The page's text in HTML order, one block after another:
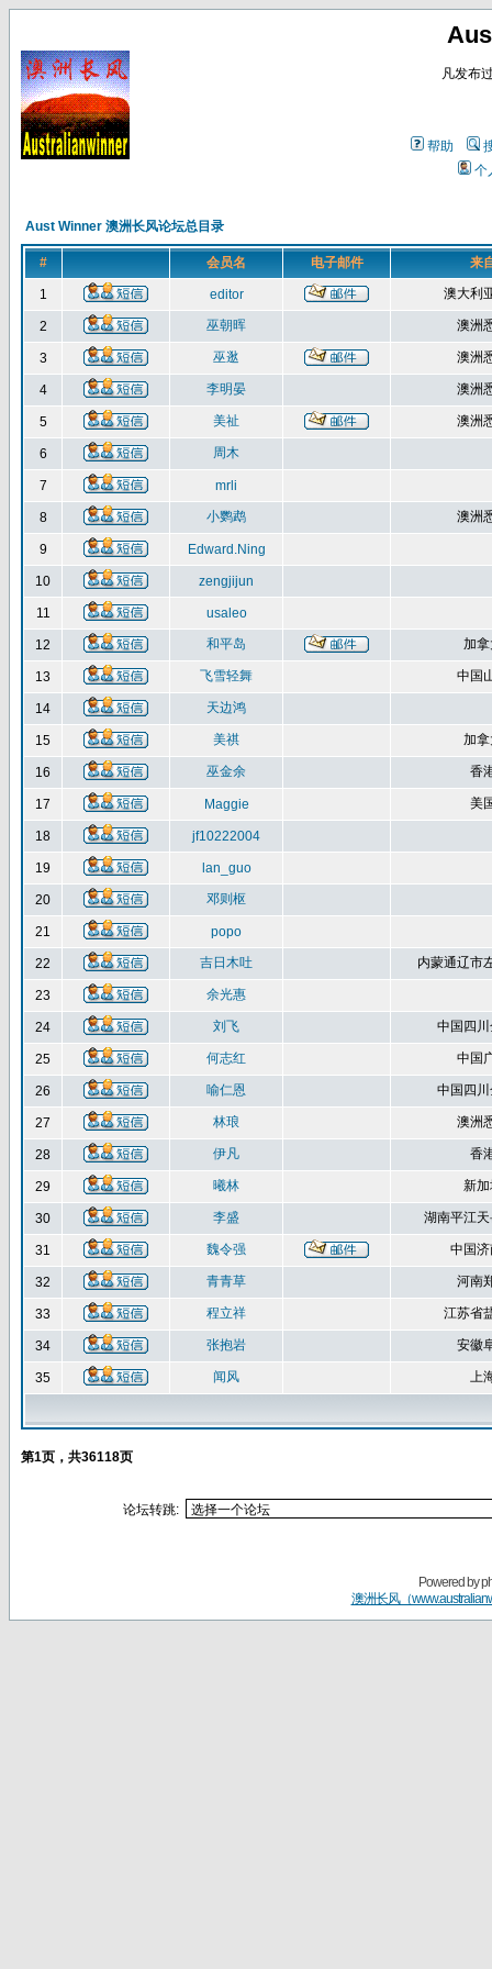
凡发布
帮助
个
Aust Winner 澳洲长风论坛总目录
# 会员名 电子邮件 来
1 editor 澳大利
2 巫朝晖 澳洲
3 巫逖 澳洲
4 李明晏 澳洲
5 美祉 澳洲
6 周木
7 mrli
8 小鹦鹉 澳洲
9 Edward.Ning
10 zengjijun
11 usaleo
12 和平岛 加拿
13 飞雪轻舞 中国
14 天边鸿
15 美祺 加拿
16 巫金余 香
17 Maggie 美
18 jf10222004
19 lan_guo
20 邓则枢
21 popo
22 吉日木吐 内蒙通辽市
23 余光惠
24 刘飞 中国四
25 何志红 中国
26 喻仁恩 中国四
27 林琅 澳洲
28 伊凡 香
29 曦林 新加
30 李盛 湖南平江
31 魏令强 中国
32 青青草 河南
33 程立祥 江苏省
34 张抱岩 安徽
35 闻风 上
第1页，共36118页
论坛转跳:
Powered by
澳洲长风（